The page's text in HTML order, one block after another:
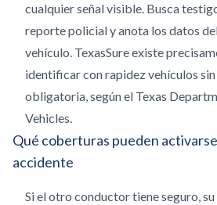
cualquier señal visible. Busca
reporte policial y anota los datos
vehículo. TexasSure existe
identificar con rapidez vehículos
obligatoria, según el Texas
Vehicles.
Qué coberturas pueden
accidente
Si el otro conductor tiene seguro,